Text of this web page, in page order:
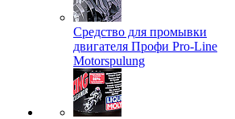
Средство для промывки
двигателя Профи Pro-Line
Motorspulung